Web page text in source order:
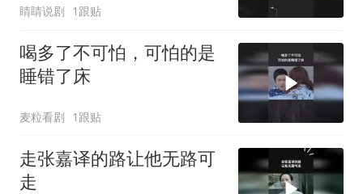
睛睛说剧 1跟贴
喝多了不可怕，可怕的是
睡错了床
麦粒看剧 1跟贴
走张嘉译的路让他无路可
走